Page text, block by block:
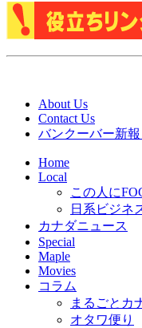
About Us
Contact Us
バンクーバー新
Home
Local
この人に
日系ビジネ
カナダニュース
Special
Maple
Movies
コラム
まるごとカ
オタワ便り